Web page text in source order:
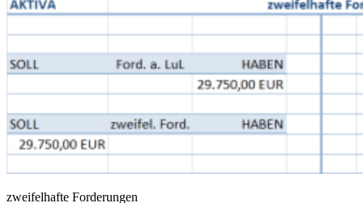
zweifelhafte Forderungen